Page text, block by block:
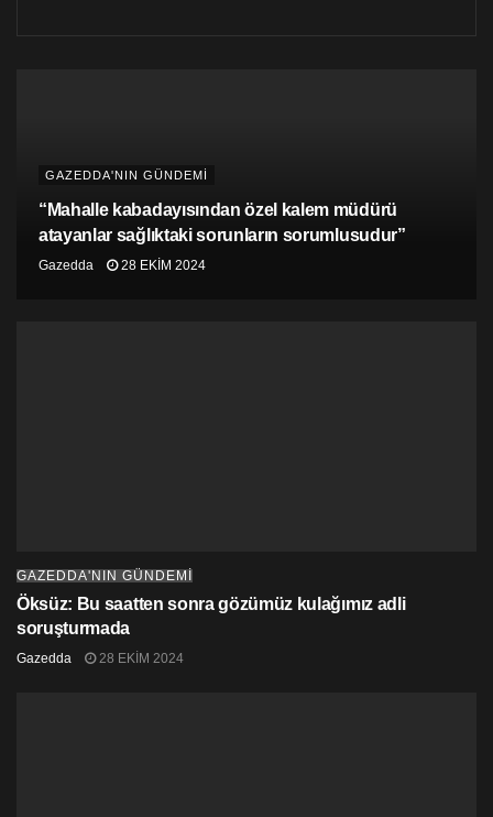
GAZEDDA'NIN GÜNDEMİ
“Mahalle kabadayısından özel kalem müdürü
atayanlar sağlıktaki sorunların sorumlusudur”
Gazedda 28 EKIM 2024
GAZEDDA'NIN GÜNDEMİ
Öksüz: Bu saatten sonra gözümüz kulağımız adli
soruşturmada
Gazedda 28 EKIM 2024